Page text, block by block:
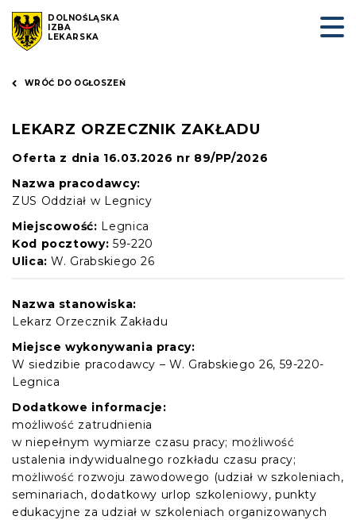
DOLNOŚLĄSKA
IZBA
LEKARSKA
WRÓĆ DO OGŁOSZEŃ
LEKARZ ORZECZNIK ZAKŁADU
Oferta z dnia 16.03.2026 nr 89/PP/2026
Nazwa pracodawcy:
ZUS Oddział w Legnicy
Miejscowość: Legnica
Kod pocztowy: 59-220
Ulica: W. Grabskiego 26
Nazwa stanowiska:
Lekarz Orzecznik Zakładu
Miejsce wykonywania pracy:
W siedzibie pracodawcy – W. Grabskiego 26, 59-220-
Legnica
Dodatkowe informacje:
możliwość zatrudnienia
w niepełnym wymiarze czasu pracy; możliwość
ustalenia indywidualnego rozkładu czasu pracy;
możliwość rozwoju zawodowego (udział w szkoleniach,
seminariach, dodatkowy urlop szkoleniowy, punkty
edukacyjne za udział w szkoleniach organizowanych